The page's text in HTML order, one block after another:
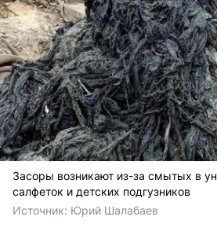
Засоры возникают из-за смытых в
салфеток и детских подгузников
Источник: Юрий Шалабаев